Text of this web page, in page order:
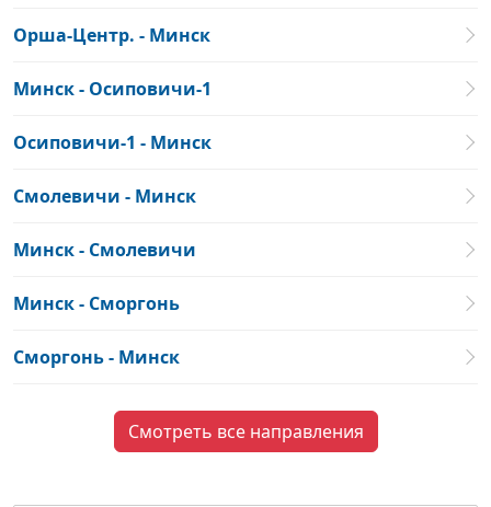
Орша-Центр. - Минск
Минск - Осиповичи-1
Осиповичи-1 - Минск
Смолевичи - Минск
Минск - Смолевичи
Минск - Сморгонь
Сморгонь - Минск
Смотреть все направления